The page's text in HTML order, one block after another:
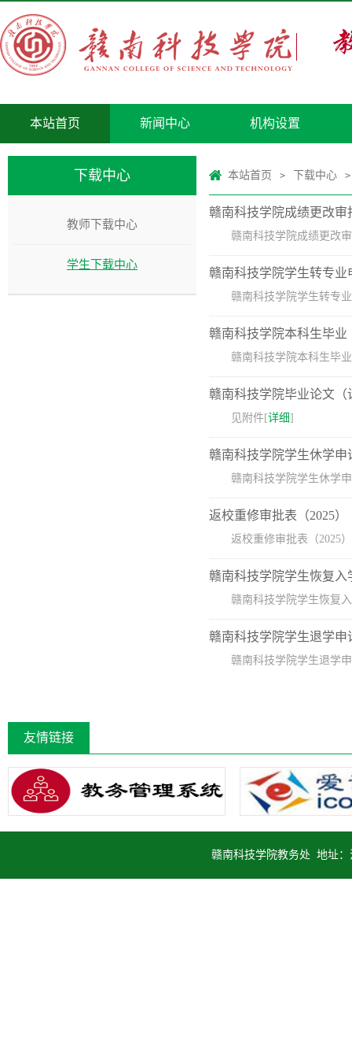
本站首页 新闻中心 机构设置
下载中心
教师下载中心
学生下载中心
本站首页 > 下载中心 >
赣南科技学院成绩更改审
赣南科技学院成绩更改
赣南科技学院学生转专业
赣南科技学院学生转专
赣南科技学院本科生毕
赣南科技学院本科生毕
赣南科技学院毕业论文（
见附件[详细]
赣南科技学院学生休学申
赣南科技学院学生休学
返校重修审批表（2025）
返校重修审批表（2025
赣南科技学院学生恢复
赣南科技学院学生恢复
赣南科技学院学生退学申
赣南科技学院学生退学
友情链接
赣南科技学院教务处 地址：